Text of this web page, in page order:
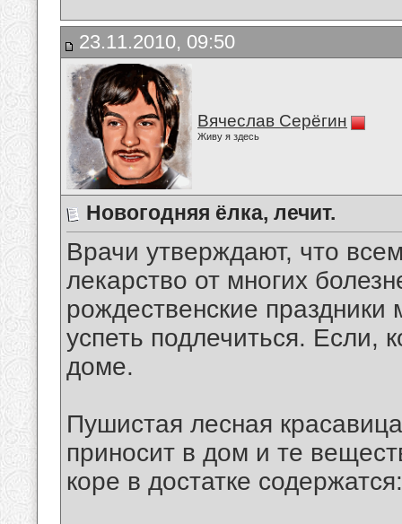
23.11.2010, 09:50
Вячеслав Серёгин
Живу я здесь
Новогодняя ёлка, лечит.
Врачи утверждают, что
лекарство от многих
рождественские праздники
успеть подлечиться. Если,
доме.
Пушистая лесная
приносит в дом и те
коре в достатке содержатся: